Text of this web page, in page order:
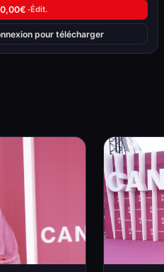
·Édit.
pour télécharger